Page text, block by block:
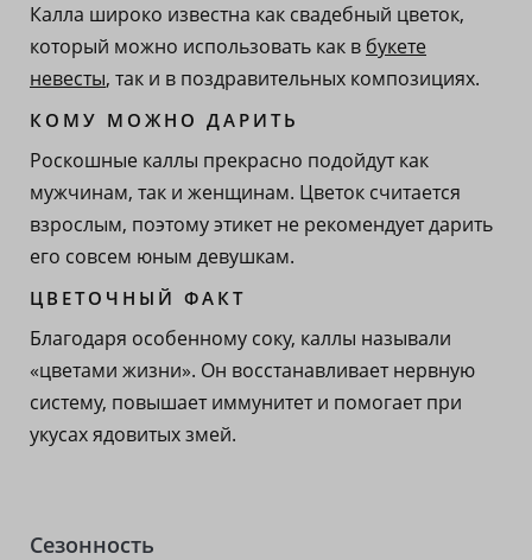
Калла широко известна как свадебный цветок,
который можно использовать как в букете
невесты, так и в поздравительных композициях.
КОМУ МОЖНО ДАРИТЬ
Роскошные каллы прекрасно подойдут как
мужчинам, так и женщинам. Цветок считается
взрослым, поэтому этикет не рекомендует дарить
его совсем юным девушкам.
ЦВЕТОЧНЫЙ ФАКТ
Благодаря особенному соку, каллы называли
«цветами жизни». Он восстанавливает нервную
систему, повышает иммунитет и помогает при
укусах ядовитых змей.
Сезонность